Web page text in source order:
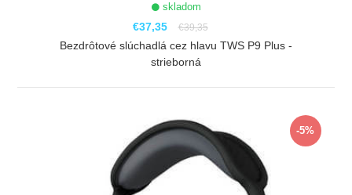
skladom
€37,35 €39,35
Bezdrôtové slúchadlá cez hlavu TWS P9 Plus -
strieborná
-5%